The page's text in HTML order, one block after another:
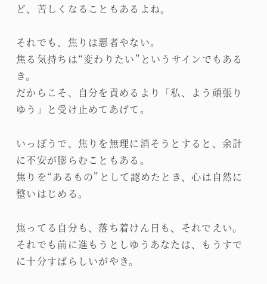
ど、苦しくなることもあるよね。
それでも、焦りは悪者やない。
焦る気持ちは“変わりたい”というサインでもある
き。
だからこそ、自分を責めるより「私、よう頑張り
ゆう」と受け止めてあげて。
いっぽうで、焦りを無理に消そうとすると、余計
に不安が膨らむこともある。
焦りを“あるもの”として認めたとき、心は自然に
整いはじめる。
焦ってる自分も、落ち着けん日も、それでえい。
それでも前に進もうとしゆうあなたは、もうすで
に十分すばらしいがやき。